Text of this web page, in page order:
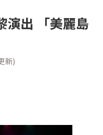
演出 「美麗島
新)